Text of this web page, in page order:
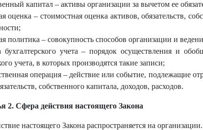
капитал – активы организации за вычетом ее
оценка – стоимостная оценка активов, обязательств,
политика – совокупность способов организации и
бухгалтерского учета – порядок осуществления и
учета, в которых производятся такие записи;
операция – действие или событие, подлежащие
собственного капитала, доходов, расходов.
2. Сфера действия настоящего Закона
настоящего Закона распространяется на организации.